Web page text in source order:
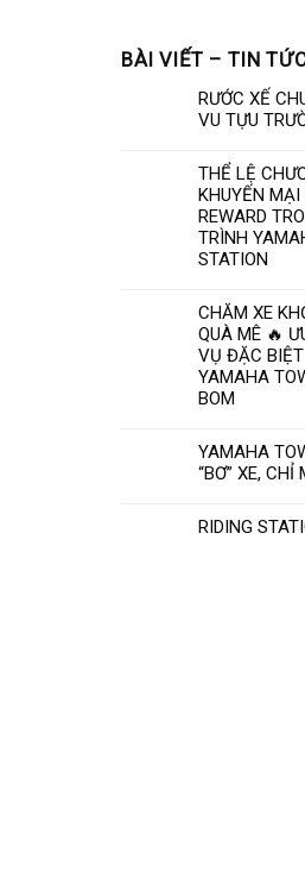
70.000.000
BÀI VIẾT – TIN
RƯỚC XẾ
VU TỰU
THỂ LỆ
KHUYẾN MẠI
REWARD
TRÌNH
STATION
CHĂM XE
QUÀ MÊ 🔥
VỤ ĐẶC
YAMAHA
BOM
YAMAHA
“BƠ” XE, CHỈ
RIDING